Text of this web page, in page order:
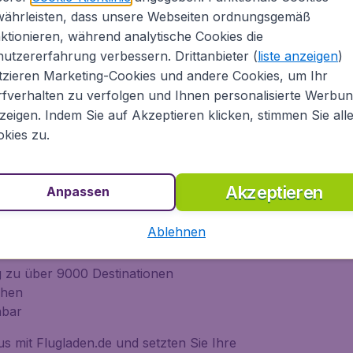
Amerkia, Europa, Asien, Südamerika, Afrika,
Als Online-Reiseanbieter bietet Flugladen.de
Air France, KLM, Air Berlin, British Airways,
und vielen weiteren) sowie von Low-Cost-
bei Flugladen.de
weltweit mittels einer Suche
buchen
zu über 9000 Destinationen
mit Flugladen.de und setzten Sie Ihre
dass unsere Webseiten ordnungsgemäß
während analytische Cookies die
verbessern. Drittanbieter (liste anzeigen)
Marketing-Cookies und andere Cookies, um Ihr
zu verfolgen und Ihnen personalisierte
Indem Sie auf Akzeptieren klicken, stimmen Sie
zu.
Akzeptieren
Anpassen
Ablehnen